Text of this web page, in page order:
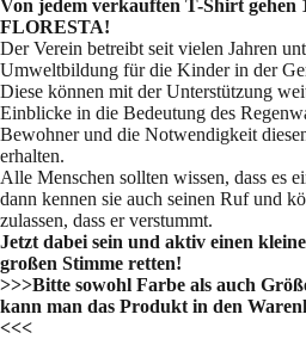
Von jedem verkauften T-Shirt gehen
FLORESTA!
Der Verein betreibt seit vielen Jahren
Umweltbildung für die Kinder in der
Diese können mit der Unterstützung
Einblicke in die Bedeutung des
Bewohner und die Notwendigkeit
erhalten.
Alle Menschen sollten wissen, dass es
dann kennen sie auch seinen Ruf und
zulassen, dass er verstummt.
Jetzt dabei sein und aktiv einen
großen Stimme retten!
>>>Bitte sowohl Farbe als auch
kann man das Produkt in den
<<<